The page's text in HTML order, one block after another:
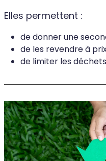
Elles permettent :
de donner une
de les revendre à
de limiter les déchets